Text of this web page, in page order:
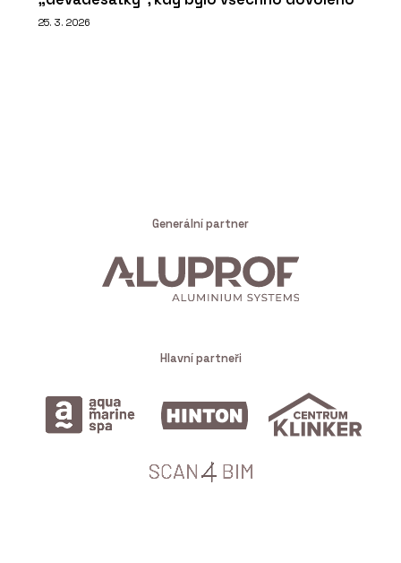
25. 3. 2026
Generální partner
Hlavní partneři